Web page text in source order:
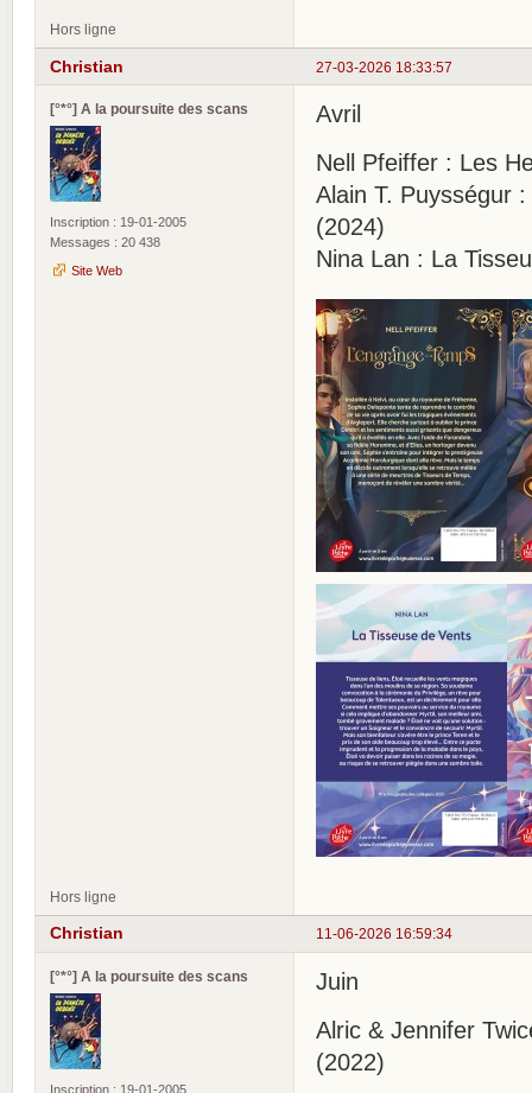
Hors ligne
27-03-2026 18:33:57
Christian
[°*°] A la poursuite des scans
Inscription : 19-01-2005
Messages : 20 438
Site Web
Avril
Nell Pfeiffer : Les
Alain T. Puysségur
(2024)
Nina Lan : La
Hors ligne
11-06-2026 16:59:34
Christian
[°*°] A la poursuite des scans
Inscription : 19-01-2005
Juin
Alric & Jennifer
(2022)